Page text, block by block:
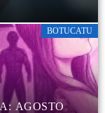
BOTUCATU
AGOSTO